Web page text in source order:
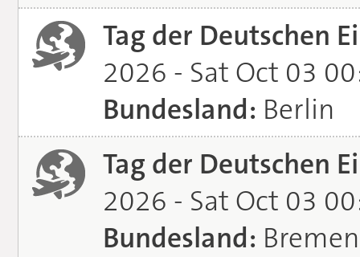
Tag der Deutschen
2026 - Sat Oct 03
Bundesland: Berlin
Tag der Deutschen
2026 - Sat Oct 03
Bundesland: Bremen